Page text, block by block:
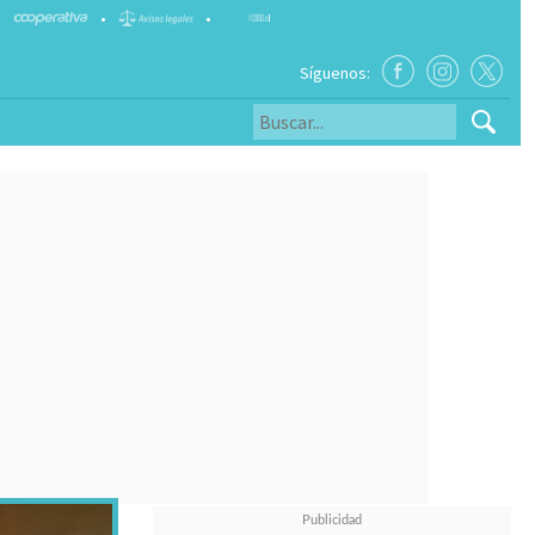
• •
Síguenos: